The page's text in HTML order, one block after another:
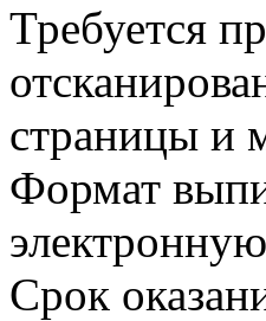
Требуется
страницы и
Формат
Срок